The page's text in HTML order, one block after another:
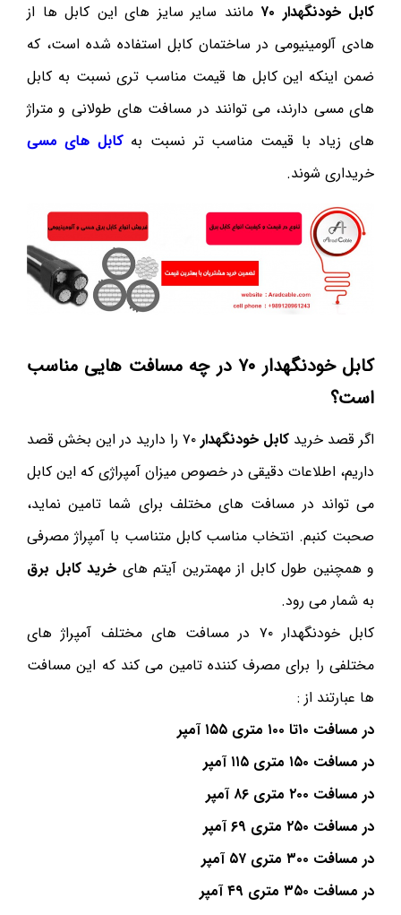
کابل خودنگهدار ۷۰
مانند سایر سایز های این کابل ها از
هادی آلومینیومی در ساختمان کابل استفاده شده است، که
ضمن اینکه این کابل ها قیمت مناسب تری نسبت به کابل
های مسی دارند، می توانند در مسافت های طولانی و متراژ
های زیاد با قیمت مناسب تر نسبت بهکابل های مسی
خریداری شوند.
کابل خودنگهدار ۷۰ در چه مسافت هایی مناسب
است؟
اگر قصد خرید کابل خودنگهدار
۷۰ را دارید در این بخش قصد
داریم، اطلاعات دقیقی در خصوص میزان آمپراژی که این کابل
می تواند در مسافت های مختلف برای شما تامین نماید،
صحبت کنبم. انتخاب مناسب کابل متناسب با آمپراژ مصرفی
و همچنین طول کابل از مهمترین آیتم های خرید کابل برق
به شمار می رود.
کابل خودنگهدار ۷۰ در مسافت های مختلف آمپراژ های
مختلفی را برای مصرف کننده تامین می کند که این مسافت
ها عبارتند از :
در مسافت ۱۰تا ۱۰۰ متری ۱۵۵ آمپر
در مسافت ۱۵۰ متری ۱۱۵ آمپر
در مسافت ۲۰۰ متری ۸۶ آمپر
در مسافت ۲۵۰ متری ۶۹ آمپر
در مسافت ۳۰۰ متری ۵۷ آمپر
در مسافت ۳۵۰ متری ۴۹ آمپر